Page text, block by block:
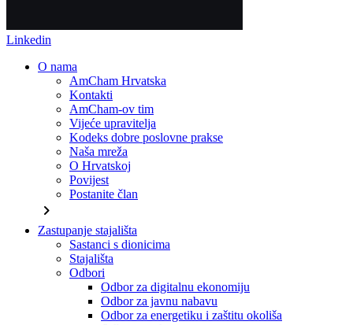
Linkedin
O nama
AmCham Hrvatska
Kontakti
AmCham-ov tim
Vijeće upravitelja
Kodeks dobre poslovne prakse
Naša mreža
O Hrvatskoj
Povijest
Postanite član
chevron_right
Zastupanje stajališta
Sastanci s dionicima
Stajališta
Odbori
Odbor za digitalnu ekonomiju
Odbor za javnu nabavu
Odbor za energetiku i zaštitu okoliša